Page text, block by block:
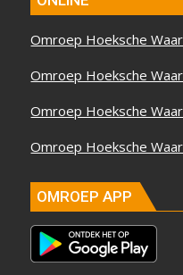
Omroep Hoeksche
Omroep Hoeksche
Omroep Hoeksche
Omroep Hoeksche
OMROEP APP